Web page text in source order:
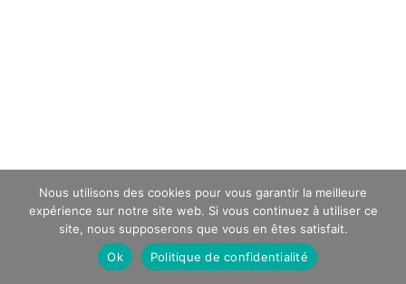
Nous utilisons des cookies pour vous garantir la meilleure
expérience sur notre site web. Si vous continuez à utiliser ce
site, nous supposerons que vous en êtes satisfait.
Ok
Politique de confidentialité